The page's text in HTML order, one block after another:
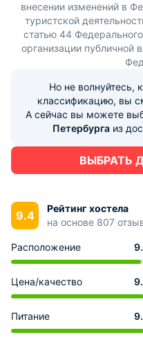
внесении изменений в
туристской
статью 44
организации публичной
Но не волнуйтесь,
классификацию, вы
А сейчас вы можете
Петербургаиз
ВЫБРАТЬ
9.4
Рейтинг хостела
на основе 807
Расположение
Цена/качество
Питание